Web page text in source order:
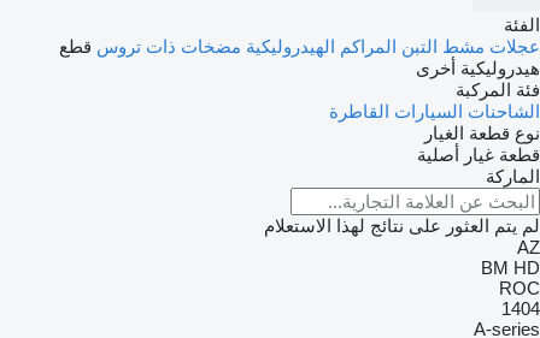
الفئة
عجلات مشط التبن المراكم الهيدروليكية مضخات ذات تروس قطع
هيدروليكية أخرى
فئة المركبة
الشاحنات السيارات القاطرة
نوع قطعة الغيار
قطعة غيار أصلية
الماركة
لم يتم العثور على نتائج لهذا الاستعلام
AZ
BM HD
ROC
1404
A-series